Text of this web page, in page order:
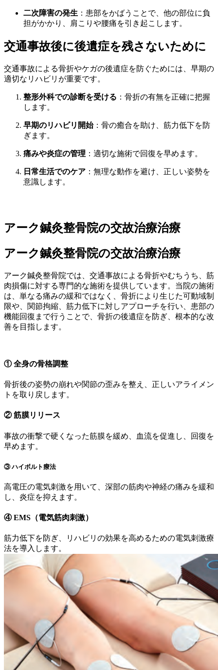
二次障害の発生 ：患部をかばうことで、他の部位に負
担がかかり、肩こりや腰痛を引き起こします。
交通事故後に後遺症を残さないために
交通事故による骨折やケガの後遺症を防ぐためには、早期の
適切なリハビリが重要です。
整形外科での診断を受ける ：骨折の有無を正確に把握
します。
早期のリハビリ開始：骨の癒合を助け、筋力低下を防
ぎます。
痛みや炎症の管理 ：適切な施術で回復を早めます。
日常生活でのケア ：無理な動作を避け、正しい姿勢を
意識します。
アーク鍼灸整骨院の交故治療治療
アーク鍼灸整骨院の交故治療治療
アーク鍼灸整骨院では、交通事故による骨折やむちうち、筋
肉損傷に対する専門的な施術を提供しています。当院の施術
は、単なる痛みの緩和ではなく、骨折により生じた可動域制
限や、関節拘縮、筋力低下に対しアプローチを行い、患部の
機能回復まで行うことで、骨折の後遺症を防ぎ、根本的な改
善を目指します。
① 全身の骨格調整
骨折後の姿勢の崩れや関節の歪みを整え、正しいアライメン
トを取り戻します。
② 筋膜リリース
事故の衝撃で硬くなった筋膜を緩め、血流を促進し、回復を
早めます。
③ ハイボルト療法
高電圧の電気刺激を用いて、深部の筋肉や神経の痛みを緩和
し、炎症を抑えます。
④ EMS（電気筋肉刺激）
筋力低下を防ぎ、リハビリの効果を高めるための電気刺激療
法を導入します。